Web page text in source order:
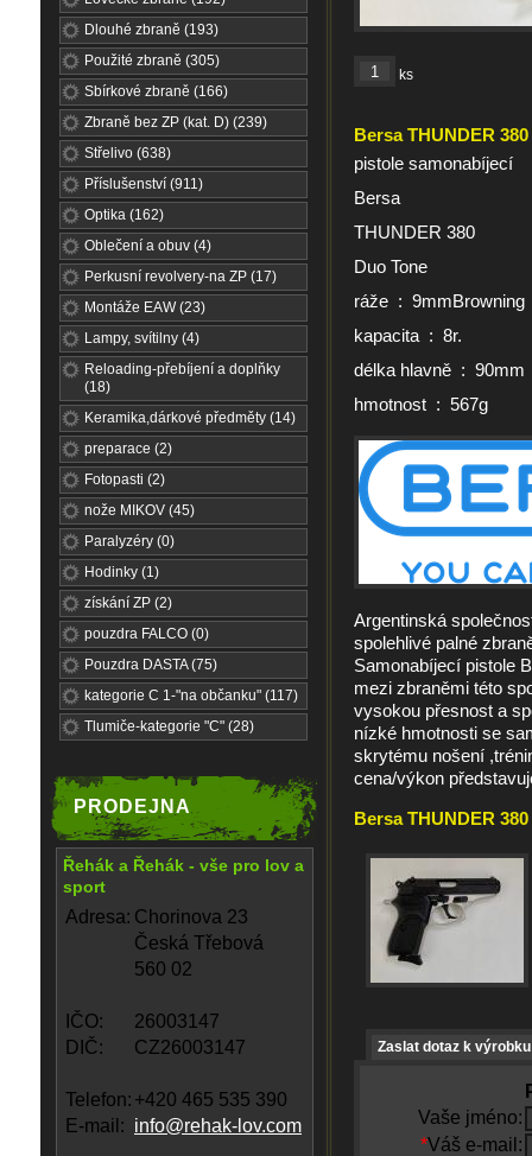
Dlouhé zbraně (193)
Použité zbraně (305)
Sbírkové zbraně (166)
Zbraně bez ZP (kat. D) (239)
Střelivo (638)
Příslušenství (911)
Optika (162)
Oblečení a obuv (4)
Perkusní revolvery-na ZP (17)
Montáže EAW (23)
Lampy, svítilny (4)
Reloading-přebíjení a doplňky
(18)
Keramika,dárkové předměty (14)
preparace (2)
Fotopasti (2)
nože MIKOV (45)
Paralyzéry (0)
Hodinky (1)
získání ZP (2)
pouzdra FALCO (0)
Pouzdra DASTA (75)
kategorie C 1-"na občanku" (117)
Tlumiče-kategorie "C" (28)
PRODEJNA
Řehák a Řehák - vše pro lov a
sport
Adresa: Chorinova 23
Česká Třebová
560 02
IČO:
26003147
DIČ:
CZ26003147
Telefon: +420 465 535 390
E-mail: info@rehak-lov.com
ks
Bersa THUNDER
pistole samonabíjecí
Bersa
THUNDER 380
Duo Tone
ráže : 9mmBrowning
kapacita : 8r.
délka hlavně : 90mm
hmotnost : 567g
Argentinská
spolehlivé palné
Samonabíjecí pistole
mezi zbraněmi této
vysokou přesnost a
nízké hmotnosti se
skrytému nošení
cena/výkon
Bersa THUNDER
Zaslat dotaz k výrobku
Vaše jméno:
*Váš e-mail: